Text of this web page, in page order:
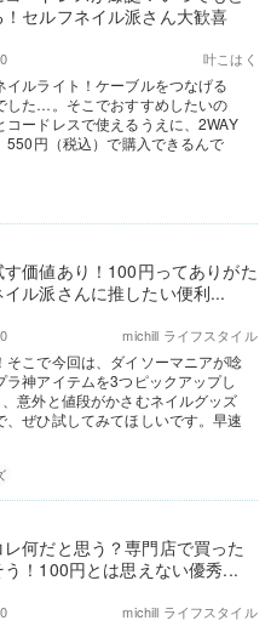
セルフネイル派さん大歓喜
叶こはく
ルライト！ケーブルをつなげる
した…。そこでおすすめしたいの
ードレスで使えるうえに、2WAY
円（税込）で購入できるんで
す価値あり！100円ってありがた
ル派さんに推したい便利...
michill ライフスタイル
こで今回は、ダイソーマニアが唸
神アイテムを3つピックアップし
意外と値段がかさむネイルグッズ
ぜひ試してみてほしいです。早速
何だと思う？専門店で買った
う！100円とは思えない優秀...
michill ライフスタイル